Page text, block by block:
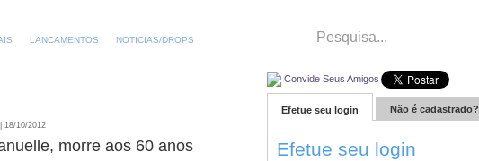
LANCAMENTOS NOTICIAS/DROPS
18/10/2012
morre aos 60 anos
Convide Seus Amigos
Efetue seu login Não é cadastrado?
Efetue seu login